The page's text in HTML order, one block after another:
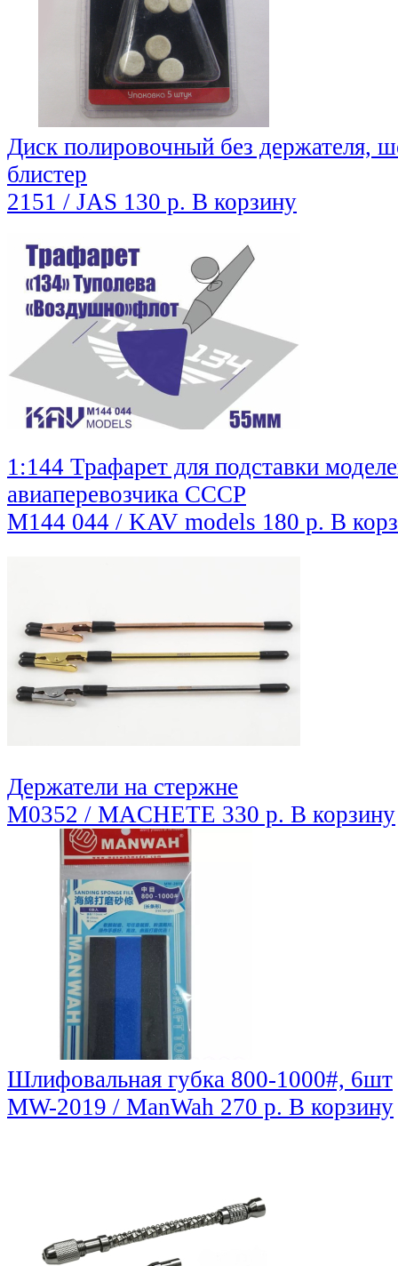
Диск полировочный без держателя,
блистер
2151 / JAS 130 р. В корзину
1:144 Трафарет для подставки
авиаперевозчика СССР
M144 044 / KAV models 180 р. В
Держатели на стержне
M0352 / MACHETE 330 р. В корзину
Шлифовальная губка 800-1000#, 6шт
MW-2019 / ManWah 270 р. В корзину